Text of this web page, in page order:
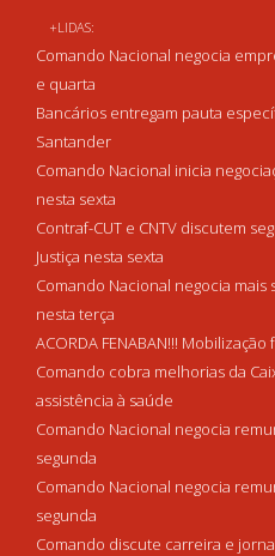
+LIDAS:
Comando Nacional negocia
e quarta
Bancários entregam pauta
Santander
Comando Nacional inicia
nesta sexta
Contraf-CUT e CNTV discutem
Justiça nesta sexta
Comando Nacional negocia mais
nesta terça
ACORDA FENABAN!!!
Comando cobra melhorias da
assistência à saúde
Comando Nacional negocia
segunda
Comando Nacional negocia
segunda
Comando discute carreira e